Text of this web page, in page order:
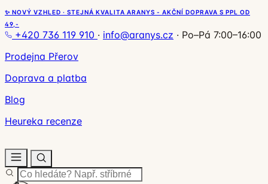
✨ NOVÝ VZHLED · STEJNÁ KVALITA ARANYS - AKČNÍ DOPRAVA S PPL OD
49,-
+420 736 119 910 · info@aranys.cz · Po–Pá 7:00–16:00
Prodejna Přerov
Doprava a platba
Blog
Heureka recenze